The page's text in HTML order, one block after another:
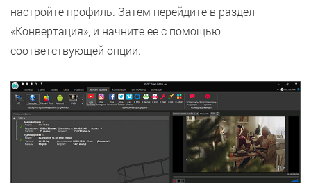
настройте профиль. Затем перейдите в раздел
«Конвертация», и начните ее с помощью
соответствующей опции.